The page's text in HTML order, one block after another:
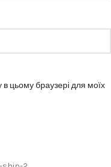
цьому браузері для моїх